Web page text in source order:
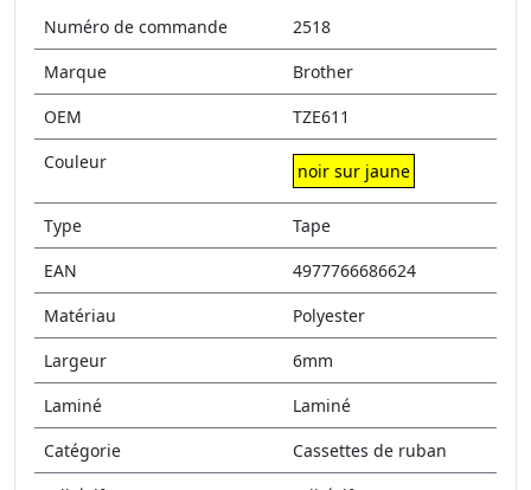
Numéro de commande
2518
Marque
Brother
OEM
TZE611
Couleur
noir sur jaune
Type
Tape
EAN
4977766686624
Matériau
Polyester
Largeur
6mm
Laminé
Laminé
Catégorie
Cassettes de ruban